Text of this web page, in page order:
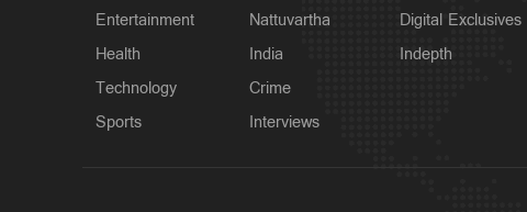
Entertainment
Health
Technology
Sports
Nattuvartha
India
Crime
Interviews
Digital Exclusives
Indepth